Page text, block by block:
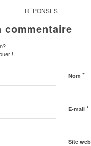
RÉPONSES
commentaire
!
Nom *
E-mail *
Site web